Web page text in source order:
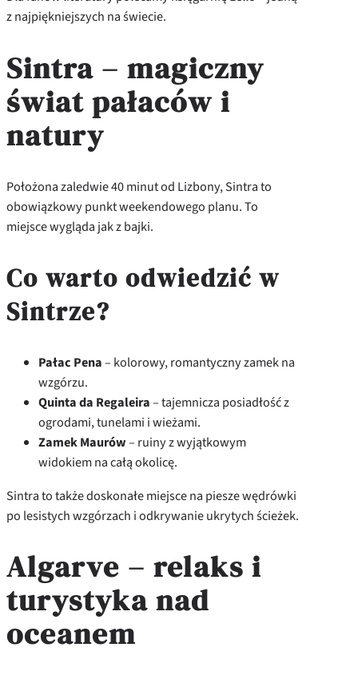
z najpiękniejszych na świecie.
Sintra – magiczny
świat pałaców i
natury
Położona zaledwie 40 minut od Lizbony, Sintra to
obowiązkowy punkt weekendowego planu. To
miejsce wygląda jak z bajki.
Co warto odwiedzić w
Sintrze?
Pałac Pena– kolorowy, romantyczny zamek na
wzgórzu.
Quinta da Regaleira– tajemnicza posiadłość z
ogrodami, tunelami i wieżami.
Zamek Maurów– ruiny z wyjątkowym
widokiem na całą okolicę.
Sintra to także doskonałe miejsce na piesze wędrówki
po lesistych wzgórzach i odkrywanie ukrytych ścieżek.
Algarve – relaks i
turystyka nad
oceanem